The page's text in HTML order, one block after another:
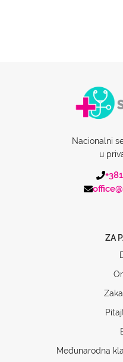
Nacionalni
u
ZA
Međunarodna